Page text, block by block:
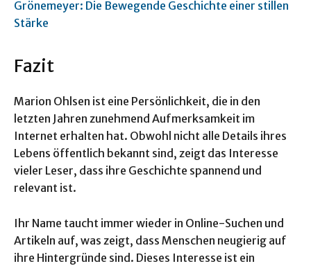
Grönemeyer: Die Bewegende Geschichte einer stillen
Stärke
Fazit
Marion Ohlsen ist eine Persönlichkeit, die in den
letzten Jahren zunehmend Aufmerksamkeit im
Internet erhalten hat. Obwohl nicht alle Details ihres
Lebens öffentlich bekannt sind, zeigt das Interesse
vieler Leser, dass ihre Geschichte spannend und
relevant ist.
Ihr Name taucht immer wieder in Online-Suchen und
Artikeln auf, was zeigt, dass Menschen neugierig auf
ihre Hintergründe sind. Dieses Interesse ist ein